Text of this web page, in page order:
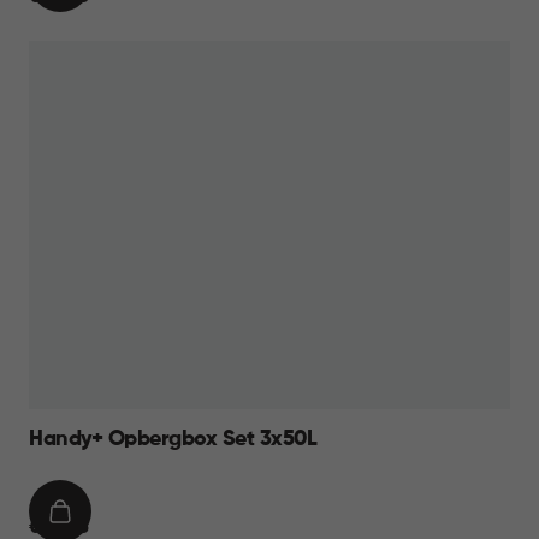
Handy+ Opbergbox Set 3x50L
€
€ 49,95
IN